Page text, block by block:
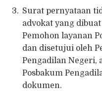
Surat pernyataan
advokat yang
Pemohon layanan
dan disetujui oleh
Pengadilan Negeri,
Posbakum
dokumen.